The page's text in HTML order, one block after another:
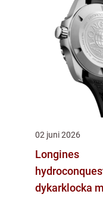
02 juni 2026
Longines
dykarklocka